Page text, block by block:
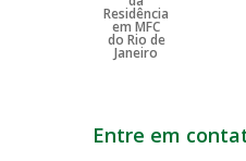
Entre em